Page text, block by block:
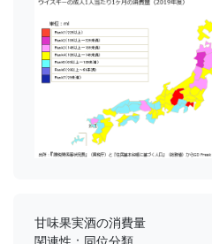
甘味果実酒の消費量